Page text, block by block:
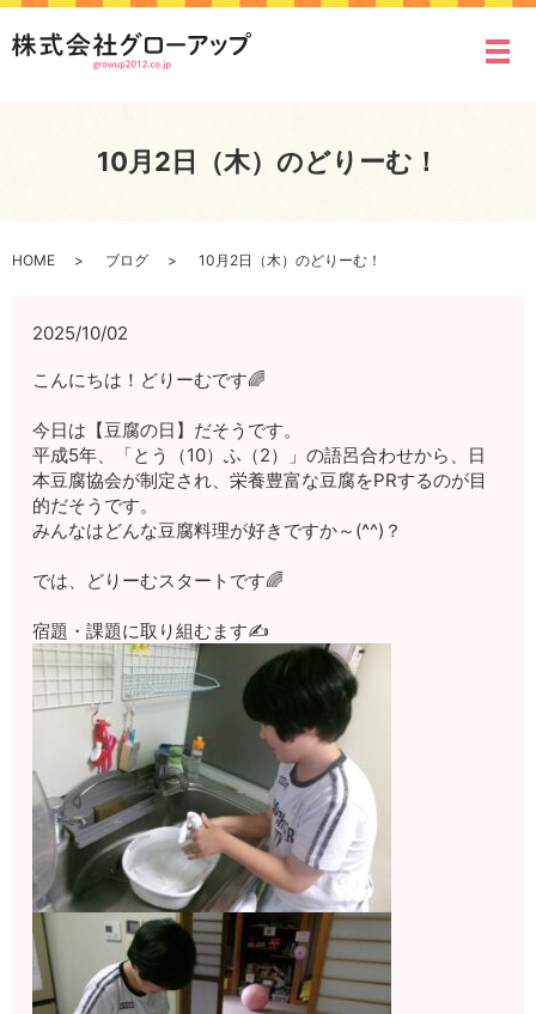
メ
10月2日（木）のどりーむ！
HOME ブログ 10月2日（木）のどりーむ！
2025/10/02
こんにちは！どりーむです🌈
今日は【豆腐の日】だそうです。
平成5年、「とう（10）ふ（2）」の語呂合わせから、日
本豆腐協会が制定され、栄養豊富な豆腐をPRするのが目
的だそうです。
みんなはどんな豆腐料理が好きですか～(^^)？
では、どりーむスタートです🌈
宿題・課題に取り組むます✍